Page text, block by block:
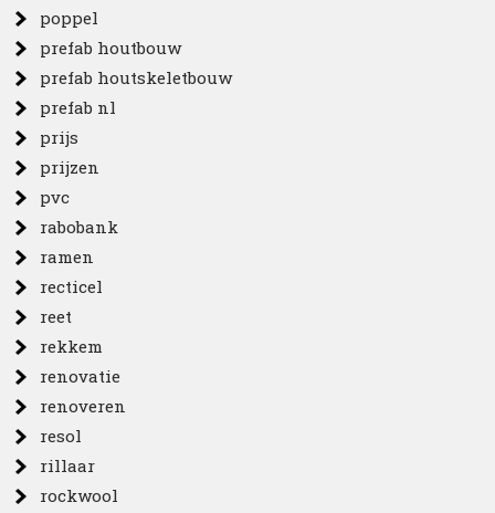
poppel
prefab houtbouw
prefab houtskeletbouw
prefab nl
prijs
prijzen
pvc
rabobank
ramen
recticel
reet
rekkem
renovatie
renoveren
resol
rillaar
rockwool